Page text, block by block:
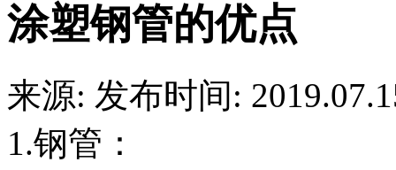
涂塑钢管的优点
来源: 发布时间:
1.钢管：